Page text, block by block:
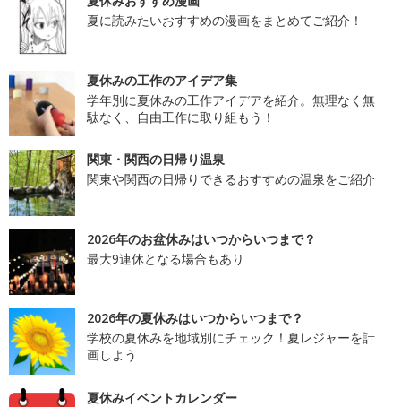
夏に読みたいおすすめの漫画をまとめてご紹介！
夏休みの工作のアイデア集
学年別に夏休みの工作アイデアを紹介。無理なく無
駄なく、自由工作に取り組もう！
関東・関西の日帰り温泉
関東や関西の日帰りできるおすすめの温泉をご紹介
2026年のお盆休みはいつからいつまで？
最大9連休となる場合もあり
2026年の夏休みはいつからいつまで？
学校の夏休みを地域別にチェック！夏レジャーを計
画しよう
夏休みイベントカレンダー